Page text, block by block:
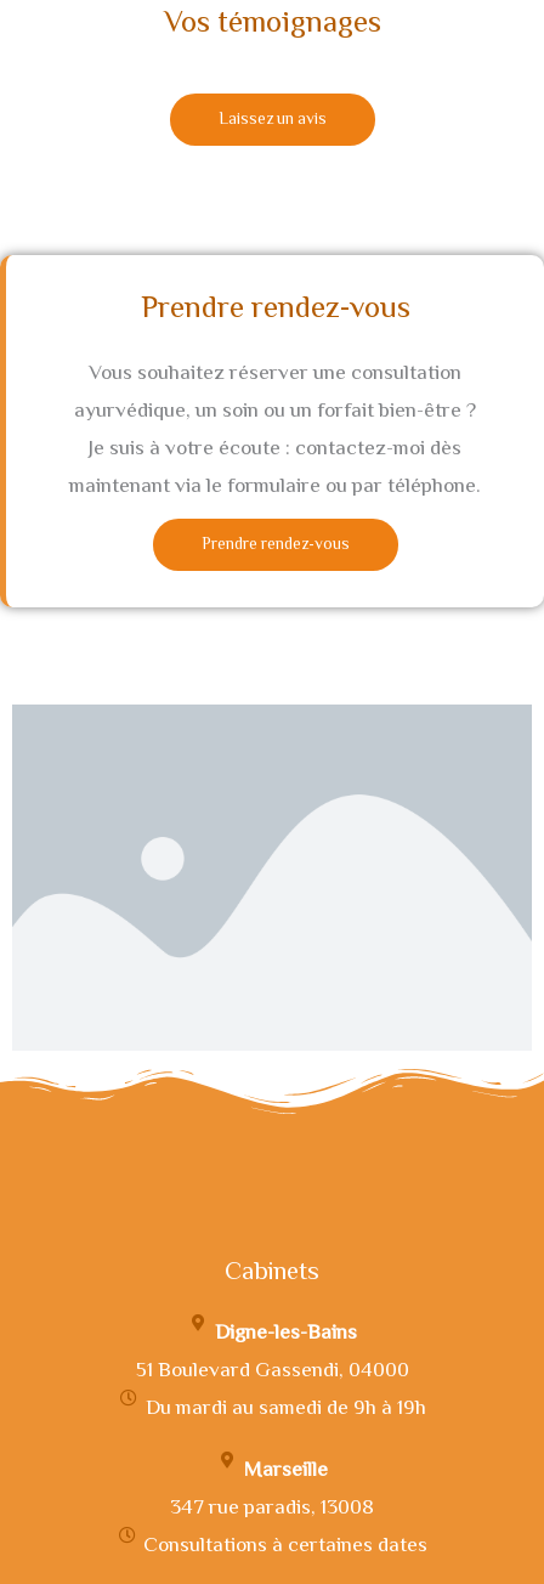
Vos témoignages
Laissez un avis
Prendre rendez-vous
Vous souhaitez réserver une consultation
ayurvédique, un soin ou un forfait bien-être ?
Je suis à votre écoute : contactez-moi dès
maintenant via le formulaire ou par téléphone.
Prendre rendez-vous
Cabinets
Digne-les-Bains
51 Boulevard Gassendi, 04000
Du mardi au samedi de 9h à 19h
Marseille
347 rue paradis, 13008
Consultations à certaines dates